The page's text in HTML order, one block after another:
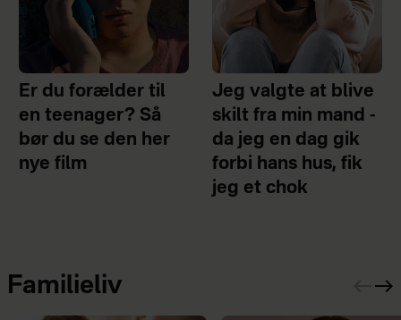
Er du forælder til
en teenager? Så
bør du se den her
nye film
Jeg valgte at blive
skilt fra min mand -
da jeg en dag gik
forbi hans hus, fik
jeg et chok
Familieliv